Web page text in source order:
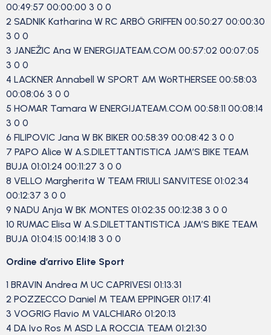
00:49:57 00:00:00 3 0 0
2 SADNIK Katharina W RC ARBÖ GRIFFEN 00:50:27 00:00:30
3 0 0
3 JANEŽIC Ana W ENERGIJATEAM.COM 00:57:02 00:07:05
3 0 0
4 LACKNER Annabell W SPORT AM WöRTHERSEE 00:58:03
00:08:06 3 0 0
5 HOMAR Tamara W ENERGIJATEAM.COM 00:58:11 00:08:14
3 0 0
6 FILIPOVIC Jana W BK BIKER 00:58:39 00:08:42 3 0 0
7 PAPO Alice W A.S.DILETTANTISTICA JAM’S BIKE TEAM
BUJA 01:01:24 00:11:27 3 0 0
8 VELLO Margherita W TEAM FRIULI SANVITESE 01:02:34
00:12:37 3 0 0
9 NADU Anja W BK MONTES 01:02:35 00:12:38 3 0 0
10 RUMAC Elisa W A.S.DILETTANTISTICA JAM’S BIKE TEAM
BUJA 01:04:15 00:14:18 3 0 0
Ordine d’arrivo Elite Sport
1 BRAVIN Andrea M UC CAPRIVESI 01:13:31
2 POZZECCO Daniel M TEAM EPPINGER 01:17:41
3 VOGRIG Flavio M VALCHIARó 01:20:13
4 DA Ivo Ros M ASD LA ROCCIA TEAM 01:21:30